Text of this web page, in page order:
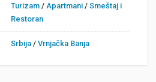
Turizam / Apartmani /Smeštaj i
Restoran
Srbija /Vrnjačka Banja